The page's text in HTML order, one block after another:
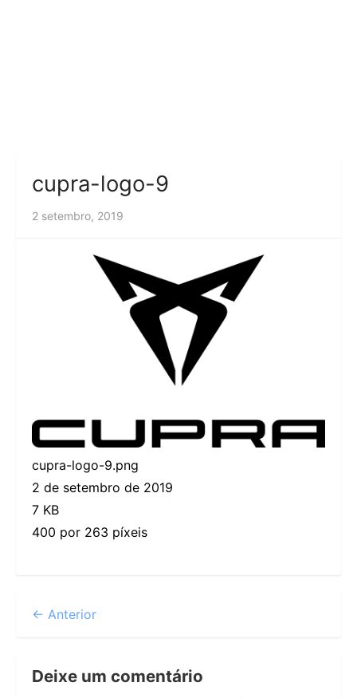
cupra-logo-9
2 setembro, 2019
cupra-logo-9.png
2 de setembro de 2019
7 KB
400 por 263 píxeis
← Anterior
Deixe um comentário